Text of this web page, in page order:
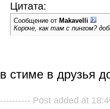
Цитата:
Сообщение от Makavelli
Короче, как там с пингом?
в стиме в друзья
---------- Post added at